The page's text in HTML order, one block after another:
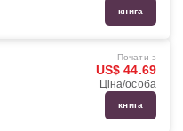
книга
Почати з
US$ 44.69
Ціна/особа
книга